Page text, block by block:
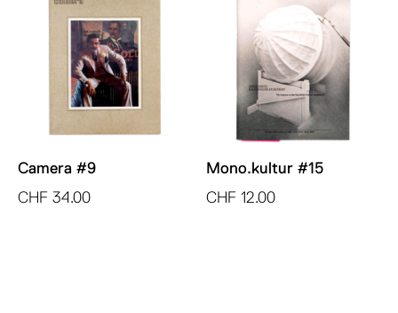
Camera #9
CHF 34.00
Mono.kultur #15
CHF 12.00